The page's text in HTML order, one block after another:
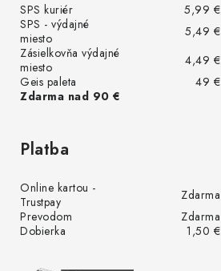
SPS kuriér
5,99 €
SPS - výdajné
miesto
5,49 €
Zásielkovňa výdajné
miesto
4,49 €
Geis paleta
49 €
Zdarma nad 90 €
Platba
Online kartou -
Trustpay
Zdarma
Prevodom
Zdarma
Dobierka
1,50 €